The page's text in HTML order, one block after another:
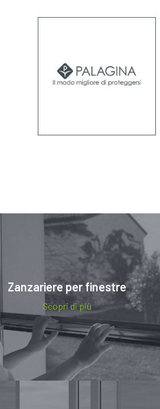
Zanzariere per finestre
Scopri di più